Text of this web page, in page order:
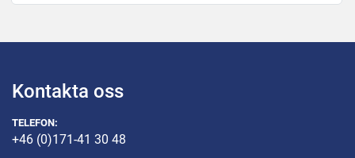
Kontakta oss
TELEFON:
+46 (0)171-41 30 48